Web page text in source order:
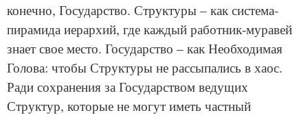
конечно, Государство. Структуры – как система-
пирамида иерархий, где каждый работник-муравей
знает свое место. Государство – как Необходимая
Голова: чтобы Структуры не рассыпались в хаос.
Ради сохранения за Государством ведущих
Структур, которые не могут иметь частный